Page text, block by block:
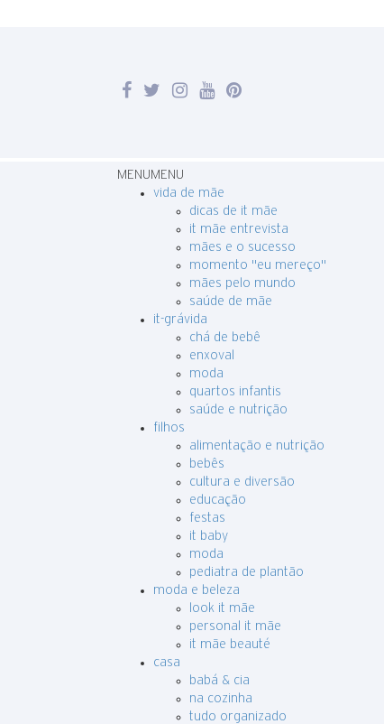
MENUMENU
vida de mãe
dicas de it mãe
it mãe entrevista
mães e o sucesso
momento "eu mereço"
mães pelo mundo
saúde de mãe
it-grávida
chá de bebê
enxoval
moda
quartos infantis
saúde e nutrição
filhos
alimentação e nutrição
bebês
cultura e diversão
educação
festas
it baby
moda
pediatra de plantão
moda e beleza
look it mãe
personal it mãe
it mãe beauté
casa
babá & cia
na cozinha
tudo organizado